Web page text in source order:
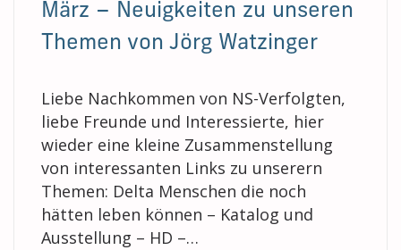
März – Neuigkeiten zu unseren
Themen von Jörg Watzinger
Liebe Nachkommen von NS-Verfolgten,
liebe Freunde und Interessierte, hier
wieder eine kleine Zusammenstellung
von interessanten Links zu unserern
Themen: Delta Menschen die noch
hätten leben können – Katalog und
Ausstellung – HD –…